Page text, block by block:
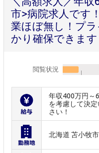
市>病院求人です
業ほぼ無し！プ
かり確保できます
閲覧状況
年収400万円～
を考慮して決
さい！
北海道 苫小牧市